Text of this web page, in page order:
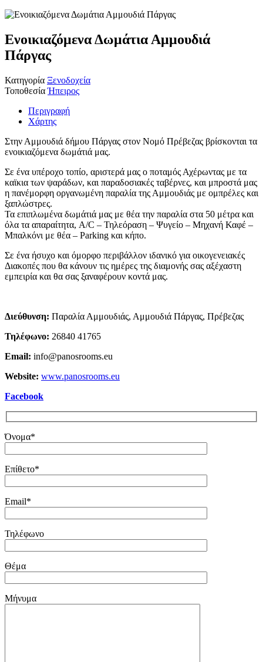
Ενοικιαζόμενα Δωμάτια Αμμουδιά
Πάργας
Κατηγορία Ξενοδοχεία
ΤοποθεσίαΉπειρος
Περιγραφή
Χάρτης
Στην Αμμουδιά δήμου Πάργας στον Νομό Πρέβεζας βρίσκονται τα
ενοικιαζόμενα δωμάτιά μας.
Σε ένα υπέροχο τοπίο, αριστερά μας ο ποταμός Αχέρωντας με τα
καϊκια των ψαράδων, και παραδοσιακές ταβέρνες, και μπροστά μας
η πανέμορφη οργανωμένη παραλία της Αμμουδιάς με ομπρέλες και
ξαπλώστρες.
Τα επιπλωμένα δωμάτιά μας με θέα την παραλία στα 50 μέτρα και
όλα τα απαραίτητα, A/C – Τηλεόραση – Ψυγείο – Μηχανή Καφέ –
Μπαλκόνι με θέα – Parking και κήπο.
Σε ένα ήσυχο και όμορφο περιβάλλον ιδανικό για οικογενειακές
Διακοπές που θα κάνουν τις ημέρες της διαμονής σας αξέχαστη
εμπειρία και θα σας ξαναφέρουν κοντά μας.
Διεύθυνση: Παραλία Αμμουδιάς, Αμμουδιά Πάργας, Πρέβεζας
Τηλέφωνο: 26840 41765
Email: info@panosrooms.eu
Website: www.panosrooms.eu
Facebook
Όνομα*
Επίθετο*
Email*
Τηλέφωνο
Θέμα
Μήνυμα